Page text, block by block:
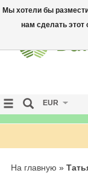
EUR
На главную »
Мы хотели бы
нам сделать